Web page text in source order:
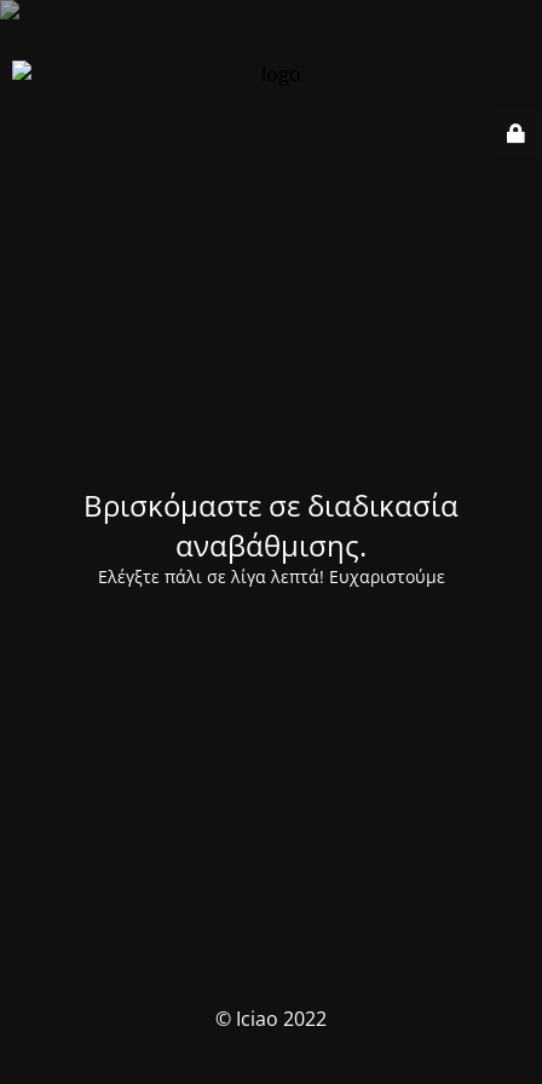
Βρισκόμαστε σε διαδικασία
αναβάθμισης.
Ελέγξτε πάλι σε λίγα λεπτά! Ευχαριστούμε
© Iciao 2022